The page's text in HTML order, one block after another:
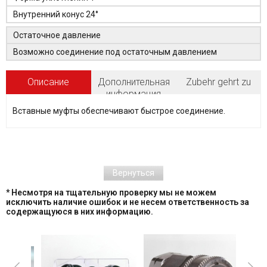
Внутренний конус 24°
Остаточное давление
Возможно соединение под остаточным давлением
Описание
Дополнительная
информация
Zubehr gehrt zu
Вставные муфты обеспечивают быстрое соединение.
Вернуться
* Несмотря на тщательную проверку мы не можем
исключить наличие ошибок и не несем ответственность за
содержащуюся в них информацию.